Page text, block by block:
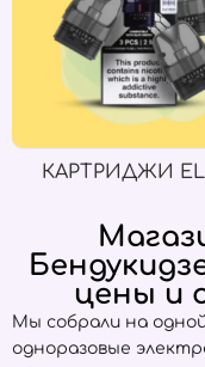
КАРТРИДЖИ
цены и
Мы собрали на
одноразовые